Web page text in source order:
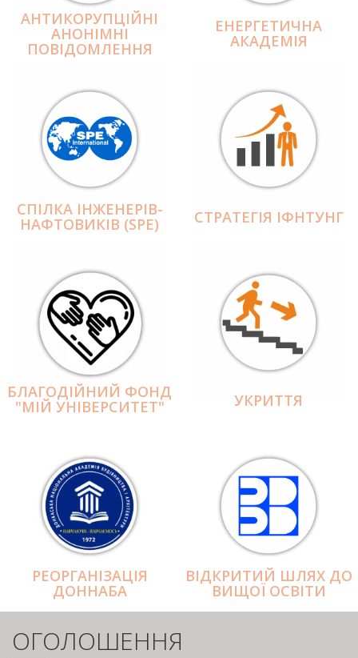
АНТИКОРУПЦІЙНІ
АНОНІМНІ
ПОВІДОМЛЕННЯ
ЕНЕРГЕТИЧНА
АКАДЕМІЯ
СПІЛКА ІНЖЕНЕРІВ-
НАФТОВИКІВ (SPE) СТРАТЕГІЯ ІФНТУНГ
БЛАГОДІЙНИЙ ФОНД
"МІЙ УНІВЕРСИТЕТ" УКРИТТЯ
РЕОРГАНІЗАЦІЯ
ДОННАБА
ВІДКРИТИЙ ШЛЯХ ДО
ВИЩОЇ ОСВІТИ
ОГОЛОШЕННЯ